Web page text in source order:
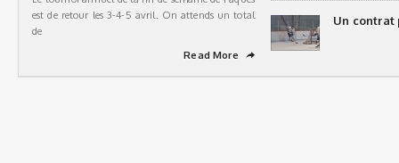
est de retour les 3-4-5 avril. On attends un total
de
Read More
➦
Un contrat